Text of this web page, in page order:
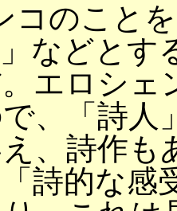
コのこと
」などと
エロシェ
、「詩人
、詩作も
詩的な感